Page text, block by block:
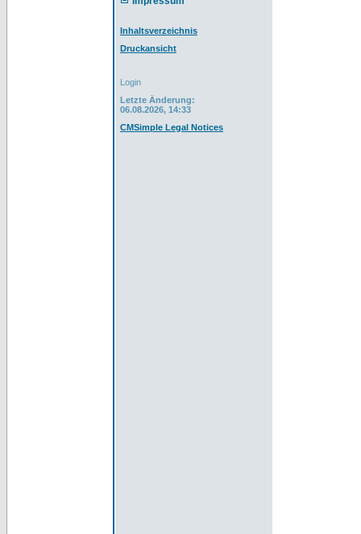
Inhaltsverzeichnis
Druckansicht
Login
Letzte Änderung:
06.08.2026, 14:33
CMSimple Legal Notices